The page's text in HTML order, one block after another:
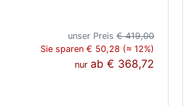
unser Preis€ 419,00
Sie sparen € 50,28 (≈ 12%)
nurab€ 368,72